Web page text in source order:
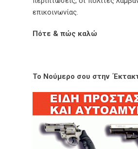
επικοινωνίας.
Πότε & πώς καλώ
Το Νούμερο σου στην